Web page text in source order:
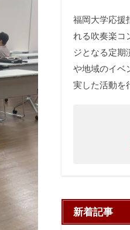
福岡大学応援
れる吹奏楽コ
ジとなる定期
や地域のイベ
実した活動を
新着記事